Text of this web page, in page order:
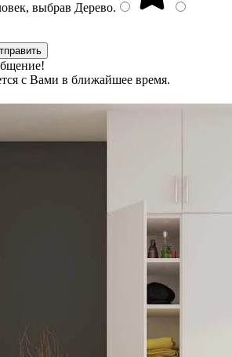
выбрав Дерево.
с Вами в ближайшее время.